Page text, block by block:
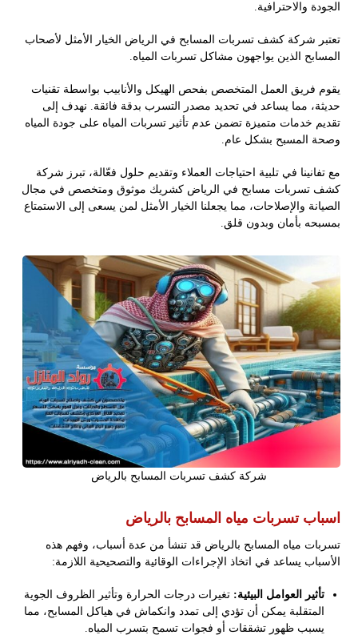
الجودة والاحترافية.
تعتبر شركة كشف تسربات المسابح في الرياض الخيار الأمثل لأصحاب
المسابح الذين يواجهون مشاكل تسربات المياه.
يقوم فريق العمل المتخصص بفحص الهيكل والأنابيب بواسطة تقنيات
حديثة، مما يساعد في تحديد مصدر التسرب بدقة فائقة. نهدف إلى
تقديم خدمات متميزة تضمن عدم تأثير تسربات المياه على جودة المياه
وصحة المسبح بشكل عام.
مع تفانينا في تلبية احتياجات العملاء وتقديم حلول فعّالة، تبرز شركة
كشف تسربات مسابح في الرياض كشريك موثوق ومتخصص في مجال
الصيانة والإصلاحات، مما يجعلنا الخيار الأمثل لمن يسعى إلى الاستمتاع
بمسبحه بأمان وبدون قلق.
شركة كشف تسربات المسابح بالرياض
اسباب تسربات مياه المسابح بالرياض
تسربات مياه المسابح بالرياض قد تنشأ من عدة أسباب، وفهم هذه
الأسباب يساعد في اتخاذ الإجراءات الوقائية والتصحيحية اللازمة:
تأثير العوامل البيئية: تغيرات درجات الحرارة وتأثير الظروف الجوية
المتقلبة يمكن أن تؤدي إلى تمدد وانكماش في هياكل المسابح، مما
يسبب ظهور تشققات أو فجوات تسمح بتسرب المياه.